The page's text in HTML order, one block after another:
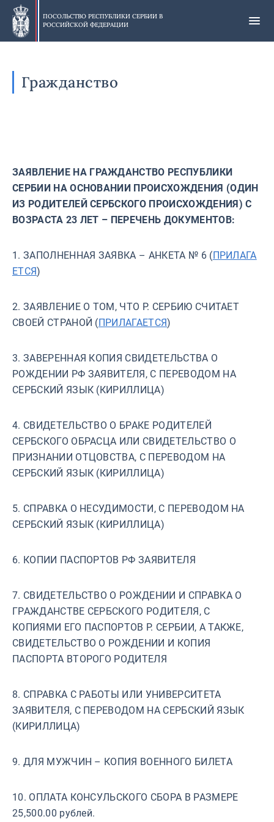
Skip
main
content
ПОСОЛЬСТВО РЕСПУБЛИКИ СЕРБИИ В
РОССИЙСКОЙ ФЕДЕРАЦИИ
Гражданство
ЗАЯВЛЕНИЕ НА ГРАЖДАНСТВО РЕСПУБЛИКИ
СЕРБИИ НА ОСНОВАНИИ ПРОИСХОЖДЕНИЯ (ОДИН
ИЗ РОДИТЕЛЕЙ СЕРБСКОГО ПРОИСХОЖДЕНИЯ) С
ВОЗРАСТА 23 ЛЕТ – ПЕРЕЧЕНЬ ДОКУМЕНТОВ:
1. ЗАПОЛНЕННАЯ ЗАЯВКА – АНКЕТА № 6 (ПРИЛАГА
ЕТСЯ)
2. ЗАЯВЛЕНИЕ О ТОМ, ЧТО Р. СЕРБИЮ СЧИТАЕТ
СВОЕЙ СТРАНОЙ (ПРИЛАГАЕТСЯ)
3. ЗАВЕРЕННАЯ КОПИЯ СВИДЕТЕЛЬСТВА О
РОЖДЕНИИ РФ ЗАЯВИТЕЛЯ, С ПЕРЕВОДОМ НА
СЕРБСКИЙ ЯЗЫК (КИРИЛЛИЦА)
4. СВИДЕТЕЛЬСТВО О БРАКЕ РОДИТЕЛЕЙ
СЕРБСКОГО ОБРАСЦА ИЛИ СВИДЕТЕЛЬСТВО О
ПРИЗНАНИИ ОТЦОВСТВА, С ПЕРЕВОДОМ НА
СЕРБСКИЙ ЯЗЫК (КИРИЛЛИЦА)
5. СПРАВКА О НЕСУДИМОСТИ, С ПЕРЕВОДОМ НА
СЕРБСКИЙ ЯЗЫК (КИРИЛЛИЦА)
6. КОПИИ ПАСПОРТОВ РФ ЗАЯВИТЕЛЯ
7. СВИДЕТЕЛЬСТВО О РОЖДЕНИИ И СПРАВКА О
ГРАЖДАНСТВЕ СЕРБСКОГО РОДИТЕЛЯ, С
КОПИЯМИ ЕГО ПАСПОРТОВ Р. СЕРБИИ, А ТАКЖЕ,
СВИДЕТЕЛЬСТВО О РОЖДЕНИИ И КОПИЯ
ПАСПОРТА ВТОРОГО РОДИТЕЛЯ
8. СПРАВКА С РАБОТЫ ИЛИ УНИВЕРСИТЕТА
ЗАЯВИТЕЛЯ, С ПЕРЕВОДОМ НА СЕРБСКИЙ ЯЗЫК
(КИРИЛЛИЦА)
9. ДЛЯ МУЖЧИН – КОПИЯ ВОЕННОГО БИЛЕТА
10. ОПЛАТА КОНСУЛЬСКОГО СБОРА В РАЗМЕРЕ
25,500.00 рублей.